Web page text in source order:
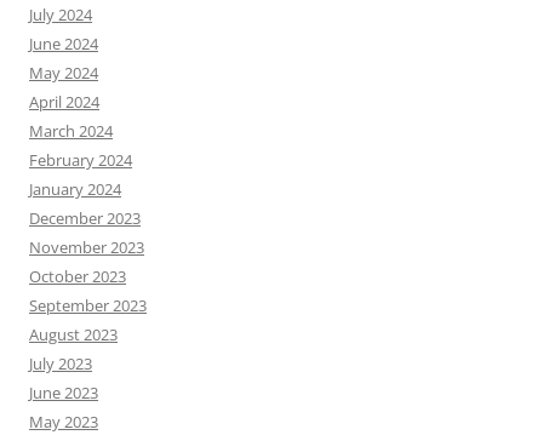
July 2024
June 2024
May 2024
April 2024
March 2024
February 2024
January 2024
December 2023
November 2023
October 2023
September 2023
August 2023
July 2023
June 2023
May 2023